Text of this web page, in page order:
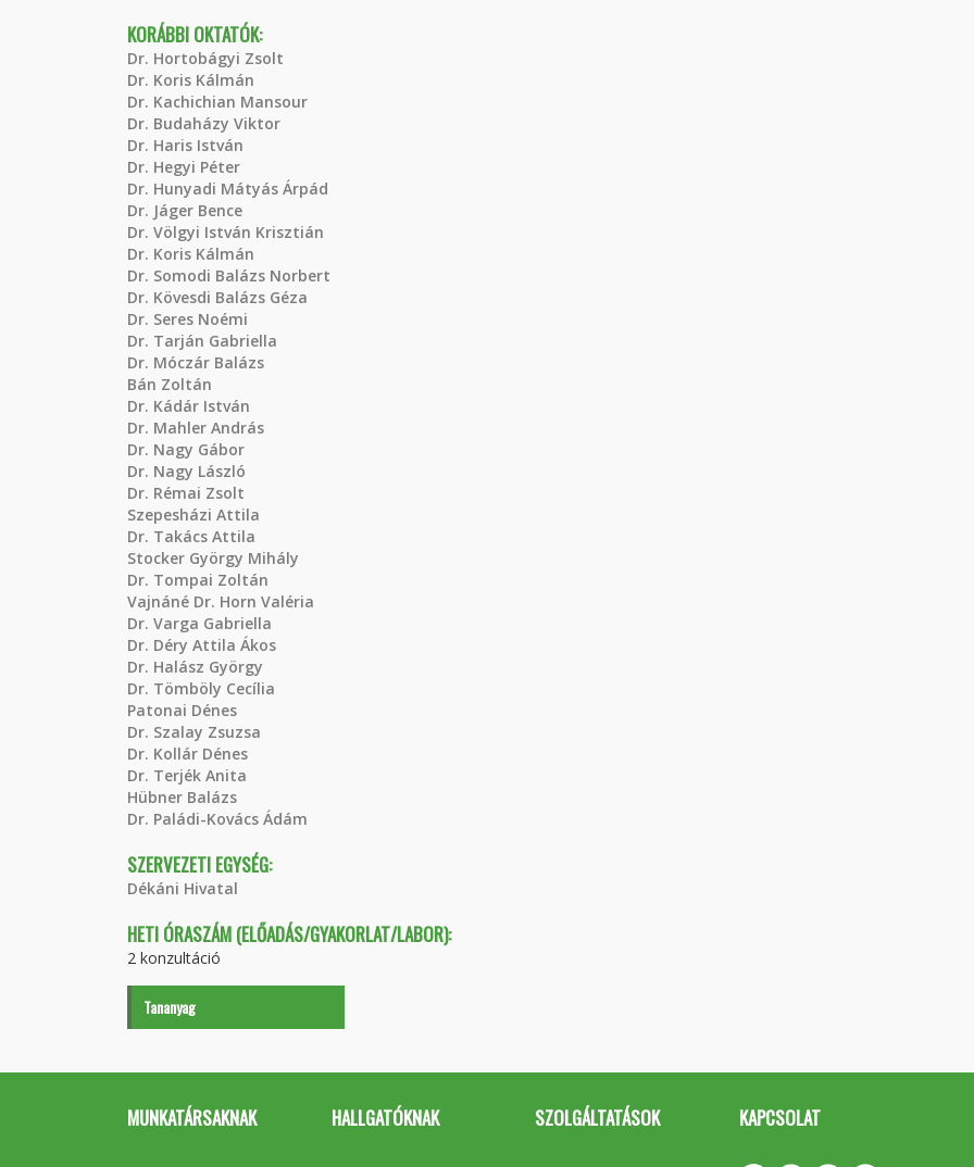
KORÁBBI OKTATÓK:
Dr. Hortobágyi Zsolt
Dr. Koris Kálmán
Dr. Kachichian Mansour
Dr. Budaházy Viktor
Dr. Haris István
Dr. Hegyi Péter
Dr. Hunyadi Mátyás Árpád
Dr. Jáger Bence
Dr. Völgyi István Krisztián
Dr. Koris Kálmán
Dr. Somodi Balázs Norbert
Dr. Kövesdi Balázs Géza
Dr. Seres Noémi
Dr. Tarján Gabriella
Dr. Móczár Balázs
Bán Zoltán
Dr. Kádár István
Dr. Mahler András
Dr. Nagy Gábor
Dr. Nagy László
Dr. Rémai Zsolt
Szepesházi Attila
Dr. Takács Attila
Stocker György Mihály
Dr. Tompai Zoltán
Vajnáné Dr. Horn Valéria
Dr. Varga Gabriella
Dr. Déry Attila Ákos
Dr. Halász György
Dr. Tömböly Cecília
Patonai Dénes
Dr. Szalay Zsuzsa
Dr. Kollár Dénes
Dr. Terjék Anita
Hübner Balázs
Dr. Paládi-Kovács Ádám
SZERVEZETI EGYSÉG:
Dékáni Hivatal
HETI ÓRASZÁM (ELŐADÁS/GYAKORLAT/LABOR):
2 konzultáció
Tananyag
MUNKATÁRSAKNAK HALLGATÓKNAK SZOLGÁLTATÁSOK KAPCSOLAT